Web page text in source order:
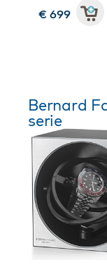
€ 699
Bernard
serie